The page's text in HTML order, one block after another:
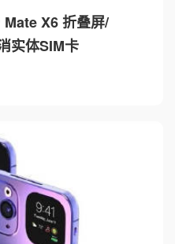
X6 折叠屏/
实体SIM卡